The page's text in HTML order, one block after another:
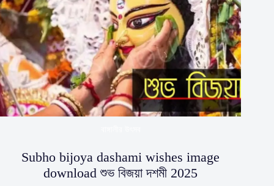
Subho bijoya dashami wishes image
download শুভ বিজয়া দশমী 2025